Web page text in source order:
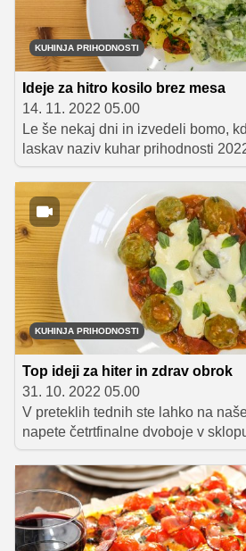
po kavi. Po koncu finalne oddaje
občutkih ob razglasitvi, o utrinkih s
tekmovanja in seveda o načrtih za
KUHINJA PRIHODNOSTI
Ideje za hitro kosilo brez mesa
14. 11. 2022 05.00
Le še nekaj dni in izvedeli bomo,
laskav naziv kuhar prihodnosti
namreč že dva polfinalna dvoboja,
inovativnih brezmesnih jedi
sicer Evita Antončič, Daša Fiegl,
Petra Trofenik. Tik pred velikim
osvežimo spomin na njhove
izzive in kreacije, s katerimi so
KUHINJA PRIHODNOSTI
Top ideji za hiter in zdrav obrok
31. 10. 2022 05.00
V preteklih tednih ste lahko na
napete četrtfinalne dvoboje v
kuharskega tekmovanja Kuhinja
tem tednom že prevesilo v drugo
predpasnika nadeli prvi
Evita Antončič, in skušali vsaka s
in prezentacijo navdušiti stroge